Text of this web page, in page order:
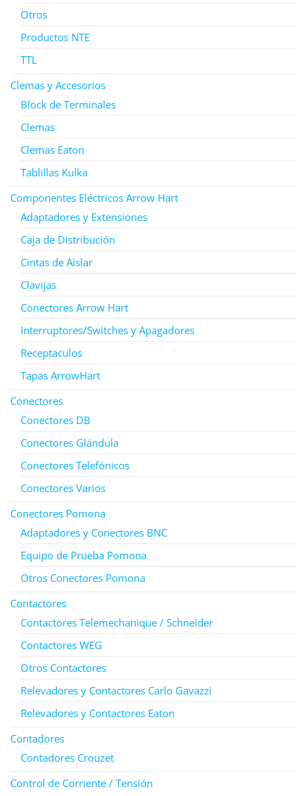
Otros
Productos NTE
TTL
Clemas y Accesorios
Block de Terminales
Clemas
Clemas Eaton
Tablillas Kulka
Componentes Eléctricos Arrow Hart
Adaptadores y Extensiones
Caja de Distribución
Cintas de Aislar
Clavijas
Conectores Arrow Hart
Interruptores/Switches y Apagadores
Receptaculos
Tapas ArrowHart
Conectores
Conectores DB
Conectores Glándula
Conectores Telefónicos
Conectores Varios
Conectores Pomona
Adaptadores y Conectores BNC
Equipo de Prueba Pomona
Otros Conectores Pomona
Contactores
Contactores Telemechanique / Schneider
Contactores WEG
Otros Contactores
Relevadores y Contactores Carlo Gavazzi
Relevadores y Contactores Eaton
Contadores
Contadores Crouzet
Control de Corriente / Tensión